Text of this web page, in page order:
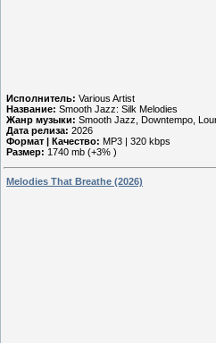
Исполнитель: Various Artist
Название: Smooth Jazz: Silk Melodies
Жанр музыки: Smooth Jazz, Downtempo,
Дата релиза: 2026
Формат | Качество: MP3 | 320 kbps
Размер: 1740 mb (+3% )
Melodies That Breathe (2026)